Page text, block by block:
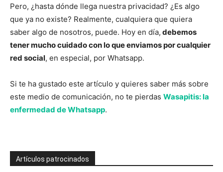
Pero, ¿hasta dónde llega nuestra privacidad? ¿Es algo
que ya no existe? Realmente, cualquiera que quiera
saber algo de nosotros, puede. Hoy en día, debemos
tener mucho cuidado con lo que enviamos por cualquier
red social, en especial, por Whatsapp.
Si te ha gustado este artículo y quieres saber más sobre
este medio de comunicación, no te pierdas Wasapitis: la
enfermedad de Whatsapp.
Artículos patrocinados